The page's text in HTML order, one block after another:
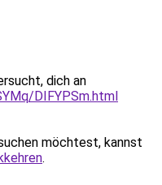
dich an
DIFYPSm.html
möchtest, kannst
.